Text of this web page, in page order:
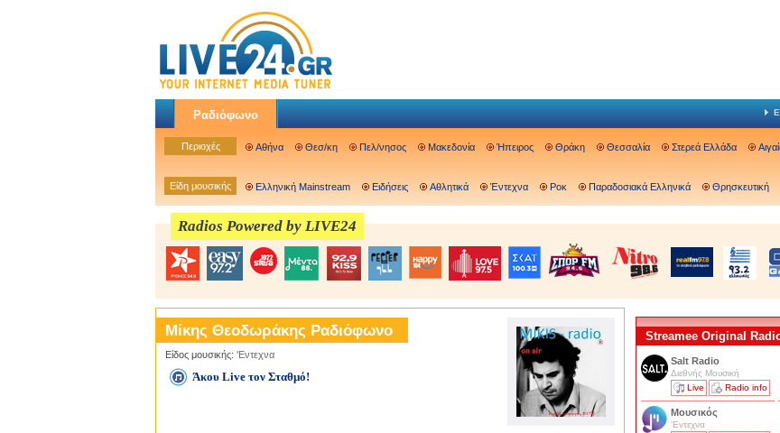
Ραδιόφωνο
Περιοχές Αθήνα Θεσ/κη Πελ/νησος Μακεδονία Ήπειρος Θράκη Θεσσαλία Στερεά Ελλάδα
Είδη μουσικής Ελληνική Mainstream Ειδήσεις Αθλητικά Έντεχνα Ροκ Παραδοσιακά Ελληνικά Θρησκευτική
Radios Powered by LIVE24
Μίκης Θεοδωράκης Ραδιόφωνο
Είδος μουσικής: 'Εντεχνα
Άκου Live τον Σταθμό!
Streamee Original
Salt Radio
Διεθνής Μουσική
Live
Radio info
Μουσικός
'Εντεχνα